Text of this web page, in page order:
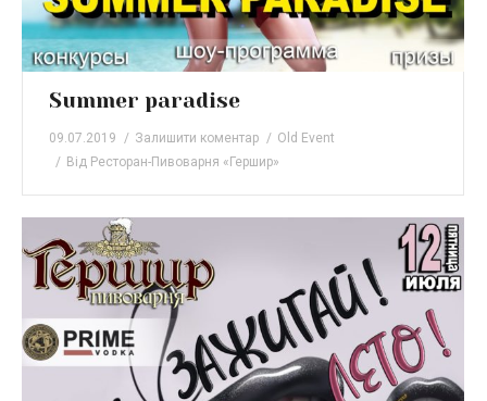
Summer paradise
09.07.2019 Залишити коментар
Old Event
Від Ресторан-Пивоварня «Гершир»